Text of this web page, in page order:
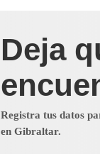
Deja
Registra tus datos
en Gibraltar.